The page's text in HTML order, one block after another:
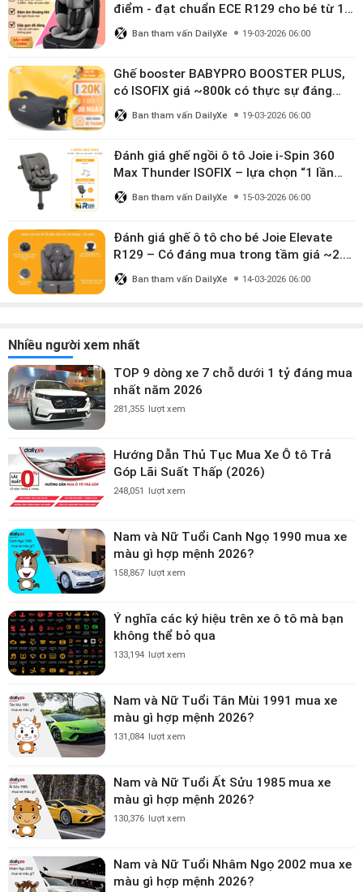
điểm - đạt chuẩn ECE R129 cho bé từ 1–
10 tuổi
Ban tham vấn DailyXe 19-03-2026 06:00
Ghế booster BABYPRO BOOSTER PLUS,
có ISOFIX giá ~800k có thực sự đáng
mua?
Ban tham vấn DailyXe 19-03-2026 06:00
Đánh giá ghế ngồi ô tô Joie i-Spin 360
Max Thunder ISOFIX – lựa chọn “1 lần
dùng đến 12 năm” có đáng giá gần 9
triệu?
Ban tham vấn DailyXe 15-03-2026 06:00
Đánh giá ghế ô tô cho bé Joie Elevate
R129 – Có đáng mua trong tầm giá ~2.8
triệu?
Ban tham vấn DailyXe 14-03-2026 06:00
Nhiều người xem nhất
TOP 9 dòng xe 7 chỗ dưới 1 tỷ đáng mua
nhất năm 2026
281,355 lượt xem
Hướng Dẫn Thủ Tục Mua Xe Ô tô Trả
Góp Lãi Suất Thấp (2026)
248,051 lượt xem
Nam và Nữ Tuổi Canh Ngọ 1990 mua xe
màu gì hợp mệnh 2026?
158,867 lượt xem
Ý nghĩa các ký hiệu trên xe ô tô mà bạn
không thể bỏ qua
133,194 lượt xem
Nam và Nữ Tuổi Tân Mùi 1991 mua xe
màu gì hợp mệnh 2026?
131,084 lượt xem
Nam và Nữ Tuổi Ất Sửu 1985 mua xe
màu gì hợp mệnh 2026?
130,376 lượt xem
Nam và Nữ Tuổi Nhâm Ngọ 2002 mua xe
màu gì hợp mệnh 2026?